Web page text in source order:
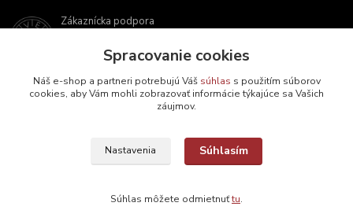
Zákaznícka podpora
(Po-Pia, 8-16 hod.)
ukveda@uniba.sk
2024 © UK Veda, s. r. o. | Všetky práva vyhradené
Spracovanie cookies
Náš e-shop a partneri potrebujú Váš súhlas s použitím súborov
cookies, aby Vám mohli zobrazovať informácie týkajúce sa Vašich
záujmov.
Nastavenia Súhlasím
Súhlas môžete odmietnuťtu.